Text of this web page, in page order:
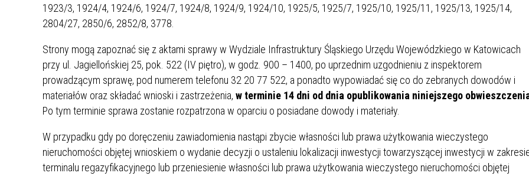
1923/3, 1924/4, 1924/6, 1924/7, 1924/8, 1924/9, 1924/10, 1925/5, 1925/7, 1925/10, 1925/11, 1925/13, 1925/14,
2804/27, 2850/6, 2852/8, 3778.
Strony mogą zapoznać się z aktami sprawy w Wydziale Infrastruktury Śląskiego Urzędu Wojewódzkiego w Katowicach
przy ul. Jagiellońskiej 25, pok. 522 (IV piętro), w godz. 900 – 1400, po uprzednim uzgodnieniu z inspektorem
prowadzącym sprawę, pod numerem telefonu 32 20 77 522, a ponadto wypowiadać się co do zebranych dowodów i
materiałów oraz składać wnioski i zastrzeżenia, w terminie 14 dni od dnia opublikowania niniejszego
Po tym terminie sprawa zostanie rozpatrzona w oparciu o posiadane dowody i materiały.
W przypadku gdy po doręczeniu zawiadomienia nastąpi zbycie własności lub prawa użytkowania wieczystego
nieruchomości objętej wnioskiem o wydanie decyzji o ustaleniu lokalizacji inwestycji towarzyszącej inwestycji w
terminalu regazyfikacyjnego lub przeniesienie własności lub prawa użytkowania wieczystego nieruchomości objętej